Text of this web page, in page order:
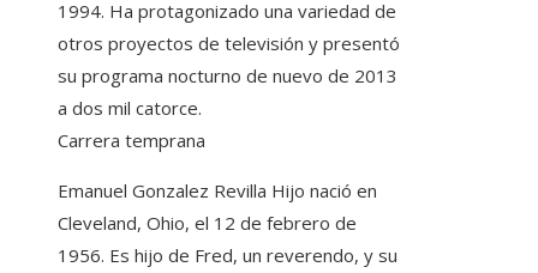
1994. Ha protagonizado una variedad de
otros proyectos de televisión y presentó
su programa nocturno de nuevo de 2013
a dos mil catorce.
Carrera temprana
Emanuel Gonzalez Revilla Hijo nació en
Cleveland, Ohio, el 12 de febrero de
1956. Es hijo de Fred, un reverendo, y su